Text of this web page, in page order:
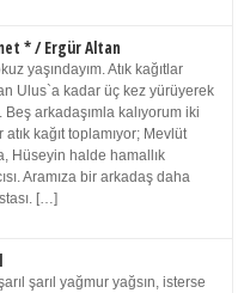
* / Ergür Altan
yaşındayım. Atık kağıtlar
Ulus`a kadar üç kez yürüyerek
arkadaşımla kalıyorum iki
kağıt toplamıyor; Mevlüt
Hüseyin halde hamallık
Aramıza bir arkadaş daha
[…]
şarıl yağmur yağsın, isterse